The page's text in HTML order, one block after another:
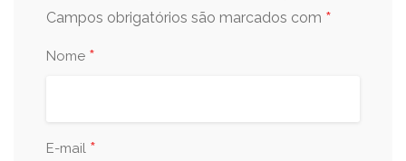
Campos obrigatórios são marcados com *
Nome *
E-mail *